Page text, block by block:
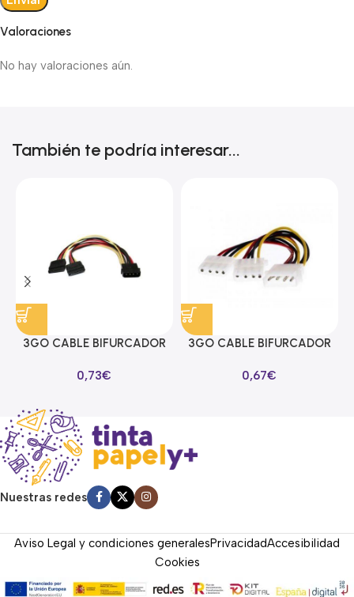
Valoraciones
No hay valoraciones aún.
También te podría interesar...
3GO CABLE BIFURCADOR
0,73€
3GO CABLE BIFURCADOR
0,67€
Nuestras redes
Aviso Legal y condiciones generalesPrivacidadAccesibilidad
Cookies